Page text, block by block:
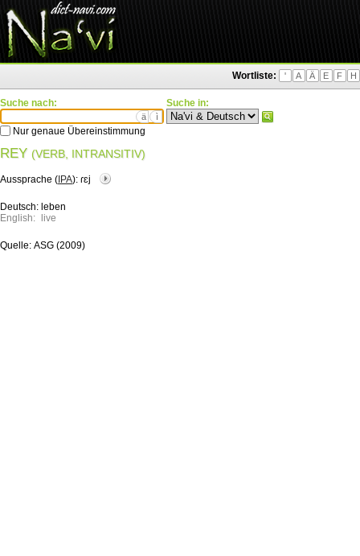
Wortliste: ' A Ä E F H
Suche nach:
ä ì
Nur genaue Übereinstimmung
Suche in:
REY (VERB, INTRANSITIV)
Aussprache ( IPA): ɾɛj
Deutsch: leben
English:
live
Quelle: ASG (2009)